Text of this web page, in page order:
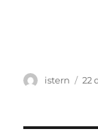
Autor
istern 22